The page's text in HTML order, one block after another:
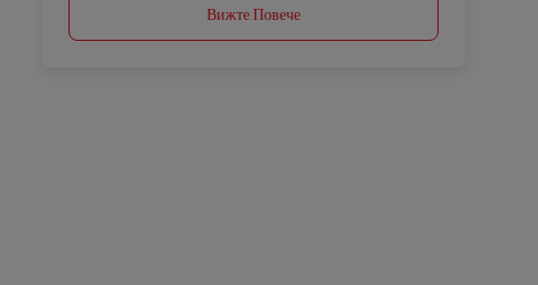
Вижте Повече